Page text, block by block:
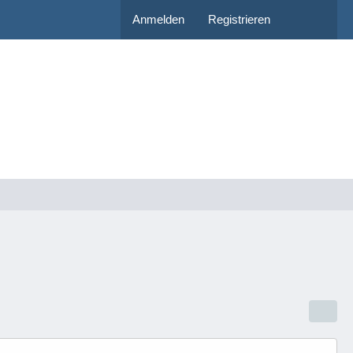
Anmelden Registrieren